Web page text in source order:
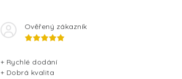
Ověřený zákazník
+ Rychlé dodání
+ Dobrá kvalita